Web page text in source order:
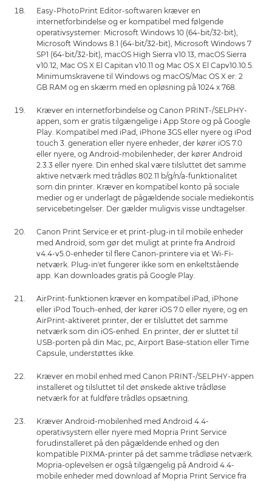
Easy-PhotoPrint Editor-softwaren kræver en
internetforbindelse og er kompatibel med følgende
operativsystemer: Microsoft Windows 10 (64-bit/32-bit),
Microsoft Windows 8.1 (64-bit/32-bit), Microsoft Windows 7
SP1 (64-bit/32-bit), macOS High Sierra v10.13, macOS Sierra
v10.12, Mac OS X El Capitan v10.11 og Mac OS X El Capv10.10.5.
Minimumskravene til Windows og macOS/Mac OS X er: 2
GB RAM og en skærm med en opløsning på 1024 x 768.
Kræver en internetforbindelse og Canon PRINT-/SELPHY-
appen, som er gratis tilgængelige i App Store og på Google
Play. Kompatibel med iPad, iPhone 3GS eller nyere og iPod
touch 3. generation eller nyere enheder, der kører iOS 7.0
eller nyere, og Android-mobilenheder, der kører Android
2.3.3 eller nyere. Din enhed skal være tilsluttet det samme
aktive netværk med trådløs 802.11 b/g/n/a-funktionalitet
som din printer. Kræver en kompatibel konto på sociale
medier og er underlagt de pågældende sociale mediekontis
servicebetingelser. Der gælder muligvis visse undtagelser.
Canon Print Service er et print-plug-in til mobile enheder
med Android, som gør det muligt at printe fra Android
v4.4-v5.0-enheder til flere Canon-printere via et Wi-Fi-
netværk. Plug-in'et fungerer ikke som en enkeltstående
app. Kan downloades gratis på Google Play.
AirPrint-funktionen kræver en kompatibel iPad, iPhone
eller iPod Touch-enhed, der kører iOS 7.0 eller nyere, og en
AirPrint-aktiveret printer, der er tilsluttet det samme
netværk som din iOS-enhed. En printer, der er sluttet til
USB-porten på din Mac, pc, Airport Base-station eller Time
Capsule, understøttes ikke.
Kræver en mobil enhed med Canon PRINT-/SELPHY-appen
installeret og tilsluttet til det ønskede aktive trådløse
netværk for at fuldføre trådløs opsætning.
Kræver Android-mobilenhed med Android 4.4-
operativsystem eller nyere med Mopria Print Service
forudinstalleret på den pågældende enhed og den
kompatible PIXMA-printer på det samme trådløse netværk.
Mopria-oplevelsen er også tilgængelig på Android 4.4-
mobile enheder med download af Mopria Print Service fra